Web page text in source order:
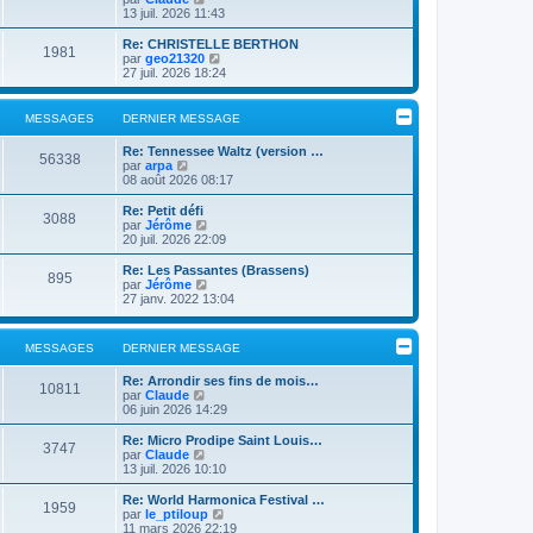
e
e
r
m
e
s
a
g
e
e
d
n
i
r
m
o
n
s
u
l
e
r
l
e
d
r
n
e
r
m
e
s
s
g
13 juil. 2026 11:43
1981
Re: CHRISTELLE BERTHON
par geo21320
o
n
s
u
e
l
e
r
n
i
r
m
e
s
s
a
g
27 juil. 2026 18:24
MESSAGES DERNIER MESSAGE
56338
Re: Tennessee Waltz (version …
par arpa
o
n
s
u
l
r
l
e
d
e
r
n
i
e
r
m
e
s
s
a
g
e
08 août 2026 08:17
3088
Re: Petit défi
par Jérôme
o
n
s
l
e
l
e
d
r
n
i
r
m
e
s
s
20 juil. 2026 22:09
895
Re: Les Passantes (Brassens)
par Jérôme
o
s
l
t
e
l
e
d
r
n
i
e
r
27 janv. 2022 13:04
MESSAGES DERNIER MESSAGE
10811
Re: Arrondir ses fins de mois…
par Claude
o
n
s
l
r
l
06 juin 2026 14:29
3747
Re: Micro Prodipe Saint Louis…
par Claude
o
n
s
u
l
13 juil. 2026 10:10
1959
Re: World Harmonica Festival …
par le_ptiloup
o
11 mars 2026 22:19